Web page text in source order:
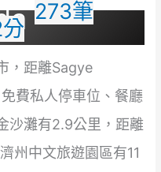
273筆
，距離Sagye
費私人停車位、餐廳
沙灘有2.9公里，距離
州中文旅遊園區有11